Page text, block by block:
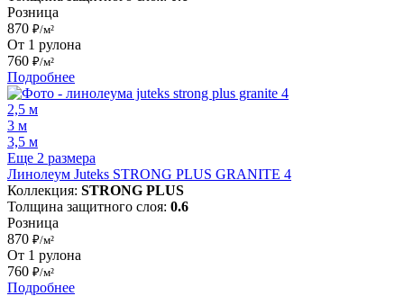
Розница
870 ₽/м²
От 1 рулона
760 ₽/м²
Подробнее
2,5 м
3 м
3,5 м
Еще 2 размера
Линолеум Juteks STRONG PLUS GRANITE 4
Коллекция: STRONG PLUS
Толщина защитного слоя: 0.6
Розница
870 ₽/м²
От 1 рулона
760 ₽/м²
Подробнее